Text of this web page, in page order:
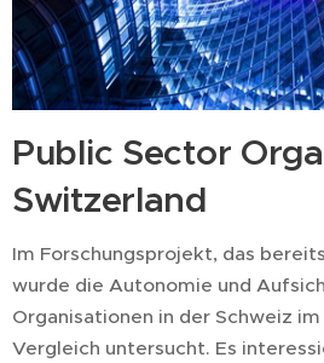
Public Sector
Switzerland
Im Forschungsprojekt, das
wurde die Autonomie und
Organisationen in der Schweiz
Vergleich untersucht. Es